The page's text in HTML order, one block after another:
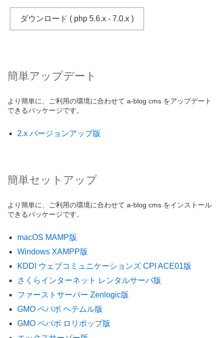
ダウンロード ( php 5.6.x - 7.0.x )
簡単アップデート
より簡単に、ご利用の環境に合わせて a-blog cms をアップデート
できるパッケージです。
2.x バージョンアップ版
簡単セットアップ
より簡単に、ご利用の環境に合わせて a-blog cms をインストール
できるパッケージです。
macOS MAMP版
Windows XAMPP版
KDDI ウェブコミュニケーションズ CPI ACE01版
さくらインターネット レンタルサーバ版
ファーストサーバー Zenlogic版
GMO ペパボ ヘテムル版
GMO ペパボ ロリポップ版